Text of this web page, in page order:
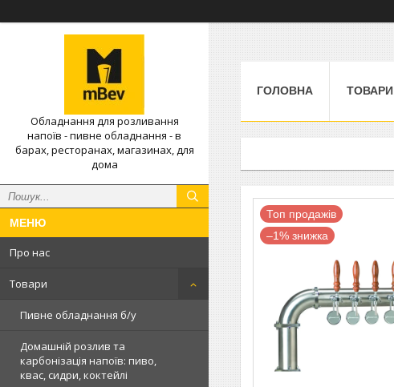
Обладнання для розливання
напоїв - пивне обладнання - в
барах, ресторанах, магазинах, для
дома
Про нас
Товари
Пивне обладнання б/у
Домашній розлив та
карбонізація напоїв: пиво,
квас, сидри, коктейлі
ГОЛОВНА ТОВАРИ
–1%
Топ продажів